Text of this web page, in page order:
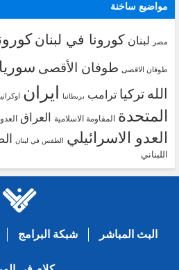
مواضيع ساخنة
مصر لبنان كورونا في لبنان
طوفان الاقصى طوفان الأقصى سوريا
الله تركيا ترامب بريطانيا ايران اوكرانيا
المتحدة
المقاومة الاسلامية العراق
العدو الاسرائيلي الطقس في لبنان
اللبناني
البث المباشر شبكة البرامج